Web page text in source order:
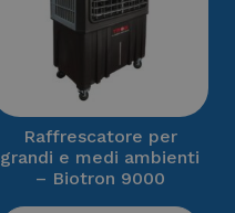
Raffrescatore per
grandi e medi ambienti
– Biotron 9000